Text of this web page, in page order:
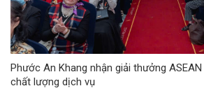
Phước An Khang nhận giải thưởng
chất lượng dịch vụ